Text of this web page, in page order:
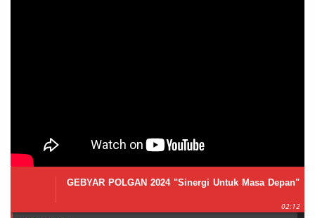
GEBYAR POLGAN 2024 "Sinergi Untuk Masa Depan"
02:12